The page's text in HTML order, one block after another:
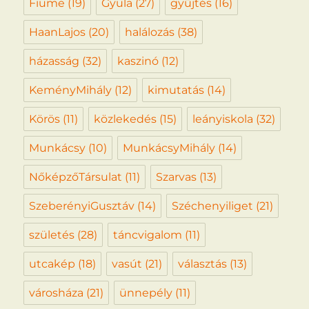
Fiume (19) Gyula (27) gyűjtés (16)
HaanLajos (20) halálozás (38)
házasság (32) kaszinó (12)
KeményMihály (12) kimutatás (14)
Körös (11) közlekedés (15) leányiskola (32)
Munkácsy (10) MunkácsyMihály (14)
NőképzőTársulat (11) Szarvas (13)
SzeberényiGusztáv (14) Széchenyiliget (21)
születés (28) táncvigalom (11)
utcakép (18) vasút (21) választás (13)
városháza (21) ünnepély (11)